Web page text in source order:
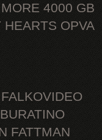
4000 GB
OPVA
FATTMAN